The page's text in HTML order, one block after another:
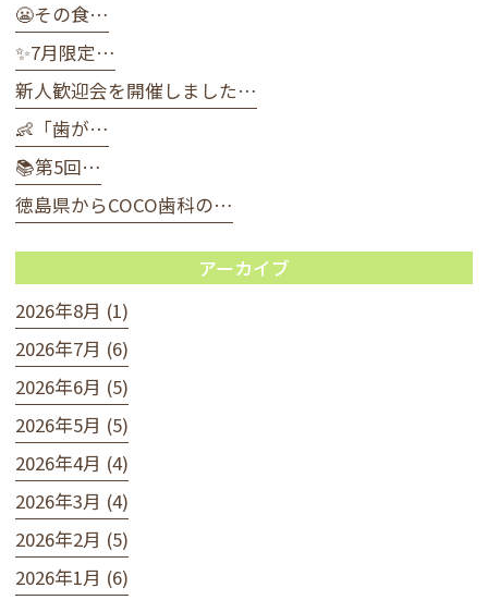
😬その食…
✨7月限定…
新人歓迎会を開催しました…
👶「歯が…
📚第5回…
徳島県からCOCO歯科の…
アーカイブ
2026年8月 (1)
2026年7月 (6)
2026年6月 (5)
2026年5月 (5)
2026年4月 (4)
2026年3月 (4)
2026年2月 (5)
2026年1月 (6)